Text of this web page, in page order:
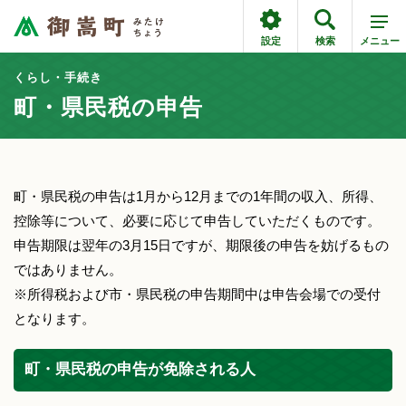
設定 検索 メニュー
くらし・手続き
町・県民税の申告
町・県民税の申告は1月から12月までの1年間の収入、所得、
控除等について、必要に応じて申告していただくものです。
申告期限は翌年の3月15日ですが、期限後の申告を妨げるもの
ではありません。
※所得税および市・県民税の申告期間中は申告会場での受付
となります。
町・県民税の申告が免除される人